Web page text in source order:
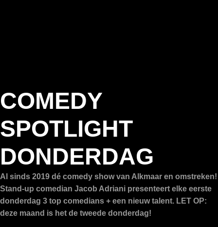
COMEDY
SPOTLIGHT
DONDERDAG
Al sinds 2019 dé comedy show van Alkmaar en omstreken!
Stand-up comedian Jacob Adriani presenteert elke eerste
donderdag 3 top comedians + een nieuw talent. LET OP:
deze maand is het de tweede donderdag!